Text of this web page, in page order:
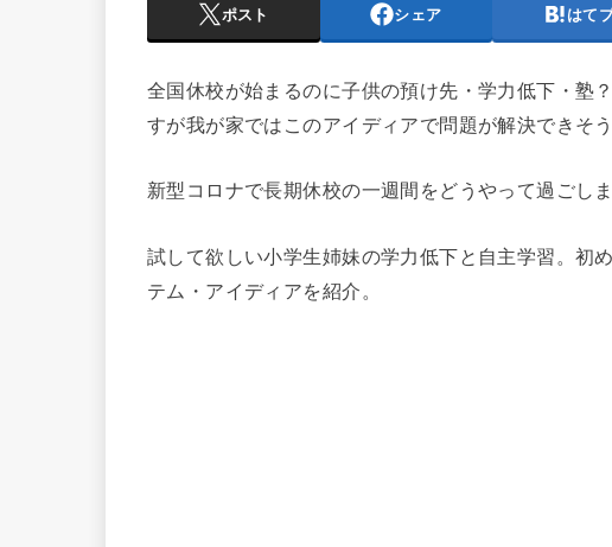
ポスト シェア はて
全国休校が始まるのに子供の預け先・学力低下・塾
すが我が家ではこのアイディアで問題が解決できそう
新型コロナで長期休校の一週間をどうやって過ごし
試して欲しい小学生姉妹の学力低下と自主学習。初
テム・アイディアを紹介。